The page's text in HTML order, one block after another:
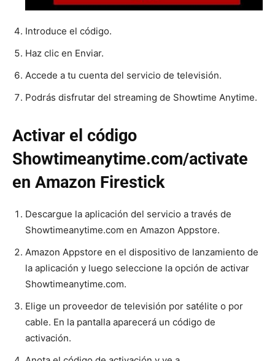
Introduce el código.
Haz clic en Enviar.
Accede a tu cuenta del servicio de televisión.
Podrás disfrutar del streaming de Showtime Anytime.
Activar el código
Showtimeanytime.com/activate
en Amazon Firestick
Descargue la aplicación del servicio a través de
Showtimeanytime.com en Amazon Appstore.
Amazon Appstore en el dispositivo de lanzamiento de
la aplicación y luego seleccione la opción de activar
Showtimeanytime.com.
Elige un proveedor de televisión por satélite o por
cable. En la pantalla aparecerá un código de
activación.